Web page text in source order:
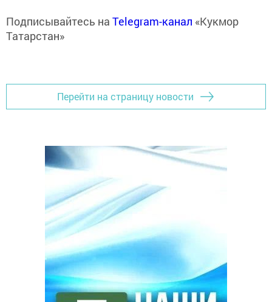
Подписывайтесь на Telegram-канал «Кукмор
Татарстан»
Перейти на страницу новости